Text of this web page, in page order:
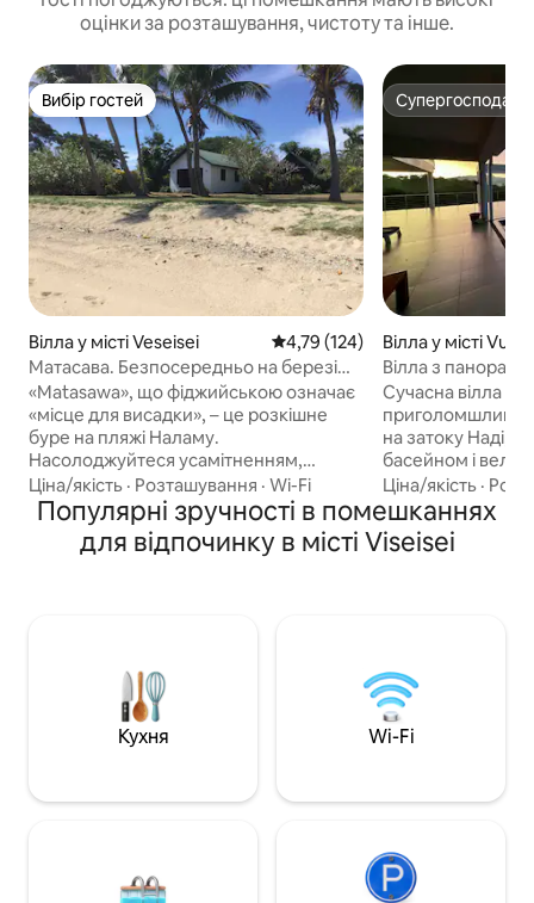
оцінки за розташування, чистоту та інше.
Вибір гостей
Вибір гостей
Вілла у місті Veseisei Середня оцінка: 4,79 з 5,
4,79 (124)
Матасава. Безпосередньо на березі
моря. 15 хвилин від аеропорту
«Matasawa», що фіджийською означає
«місце для висадки», – це розкішне
буре на пляжі Наламу.
Насолоджуйтеся усамітненням,
золотистим піщаним пляжем,
тропічними садами та кокосовими
пальмами, що колишуться на вітрі.
Згідно з фіджийською легендою, мис
припливу можна поплавати на пляжі
або зайнятися снорклінгом на
коралових рифах. Коли приплив,
досліджуйте скельні водойми або
провести день біля басейну.
Ціна/якість · Розташування · Wi-Fi
Супергосподар
Супергосподар
Вілла у місті
Вілла з
панорамний вид
Сучасна вілла з
на затоку Наді,
басейном і
відкритими
ідеально
розваг. Всього
затишного
пропустіть наш
фіджійський
приготований
особливих подій.
Ціна/якість ·
Популярні зручності в помешканнях
для відпочинку в місті Viseisei
Кухня Wi-Fi